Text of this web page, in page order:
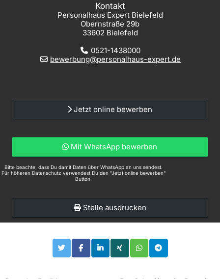
Kontakt
Personalhaus Expert Bielefeld
Obernstraße 29b
33602 Bielefeld
0521-1438000
bewerbung@personalhaus-expert.de
Jetzt online bewerben
Mit WhatsApp bewerben
Bitte beachte, dass Du damit Daten über WhatsApp an uns sendest.
Für höheren Datenschutz verwendest Du den "Jetzt online bewerben"
Button.
Stelle ausdrucken